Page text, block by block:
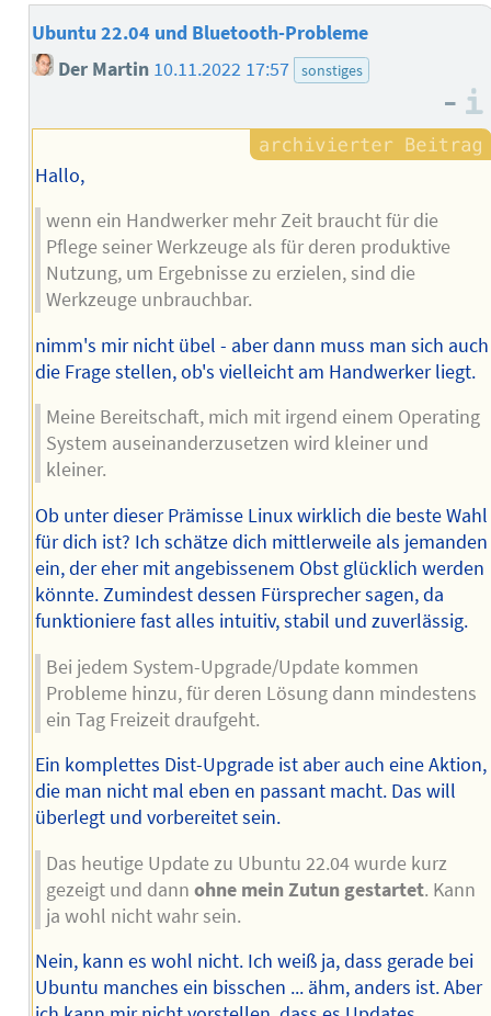
Ubuntu 22.04 und Bluetooth-Probleme
Der Martin 10.11.2022 17:57 sonstiges
–
Hallo,
wenn ein Handwerker mehr Zeit braucht für die
Pflege seiner Werkzeuge als für deren produktive
Nutzung, um Ergebnisse zu erzielen, sind die
Werkzeuge unbrauchbar.
nimm's mir nicht übel - aber dann muss man sich auch
die Frage stellen, ob's vielleicht am Handwerker liegt.
Meine Bereitschaft, mich mit irgend einem Operating
System auseinanderzusetzen wird kleiner und
kleiner.
Ob unter dieser Prämisse Linux wirklich die beste Wahl
für dich ist? Ich schätze dich mittlerweile als jemanden
ein, der eher mit angebissenem Obst glücklich werden
könnte. Zumindest dessen Fürsprecher sagen, da
funktioniere fast alles intuitiv, stabil und zuverlässig.
Bei jedem System-Upgrade/Update kommen
Probleme hinzu, für deren Lösung dann mindestens
ein Tag Freizeit draufgeht.
Ein komplettes Dist-Upgrade ist aber auch eine Aktion,
die man nicht mal eben en passant macht. Das will
überlegt und vorbereitet sein.
Das heutige Update zu Ubuntu 22.04 wurde kurz
gezeigt und dann ohne mein Zutun gestartet. Kann
ja wohl nicht wahr sein.
Nein, kann es wohl nicht. Ich weiß ja, dass gerade bei
Ubuntu manches ein bisschen ... ähm, anders ist. Aber